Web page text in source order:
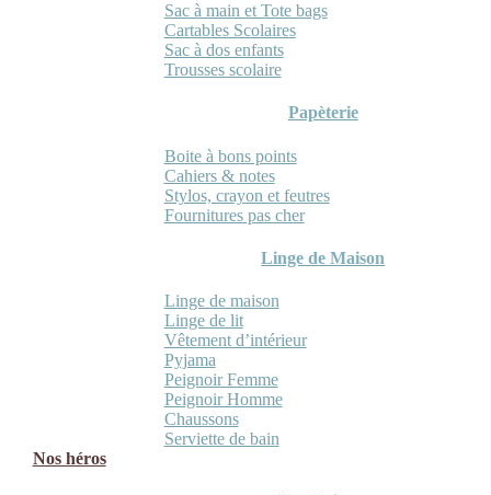
Sac à main et Tote bags
Cartables Scolaires
Sac à dos enfants
Trousses scolaire
Papèterie
Boite à bons points
Cahiers & notes
Stylos, crayon et feutres
Fournitures pas cher
Linge de Maison
Linge de maison
Linge de lit
Vêtement d’intérieur
Pyjama
Peignoir Femme
Peignoir Homme
Chaussons
Serviette de bain
Nos héros